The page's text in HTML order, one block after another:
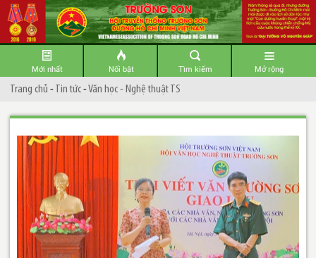
Mới nhất Nổi bật Tìm kiếm Mở rộng
Trang chủ -Tin tức-Văn học - Nghệ thuật TS